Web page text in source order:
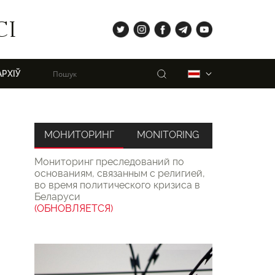
Пошук
tw ig fb tg yt
МОНИТОРИНГ
Мониторинг преследований по
основаниям, связанным с религией,
во время политического кризиса в
Беларуси
(ОБНОВЛЯЕТСЯ)
MONITORING